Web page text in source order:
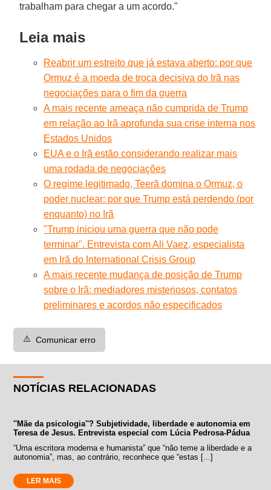
trabalham para chegar a um acordo."
Leia mais
Reabrir um estreito que já estava aberto: por que
Ormuz é a moeda de troca decisiva do Irã nas
negociações para o fim da guerra
A mais recente ameaça não cumprida de Trump
em relação ao Irã aprofunda sua crise interna nos
Estados Unidos
EUA e o Irã estão considerando realizar mais
uma rodada de negociações
O regime legitimado, Teerã domina o Ormuz, o
poder nuclear: por que Trump está perdendo (por
enquanto) no Irã
"Trump iniciou uma guerra que não pode
terminar". Entrevista com Ali Vaez, especialista
em Irã do International Crisis Group
A mais recente mudança de posição de Trump
sobre o Irã: mediadores misteriosos, contatos
preliminares e acordos não especificados
⚠️ Comunicar erro
NOTÍCIAS RELACIONADAS
''Mãe da psicologia''? Subjetividade, liberdade e autonomia em
Teresa de Jesus. Entrevista especial com Lúcia Pedrosa-Pádua
“Uma escritora moderna e humanista” que “não teme a liberdade e a
autonomia”, mas, ao contrário, reconhece que “estas [...]
LER MAIS